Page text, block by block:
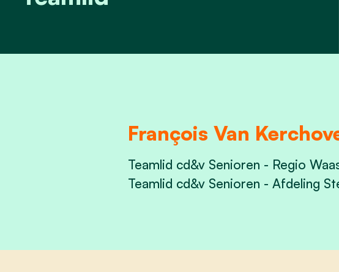
François Van
Teamlid cd&v Senioren - Regio
Teamlid cd&v Senioren - Afdeling